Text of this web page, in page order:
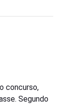
concurso,
Segundo